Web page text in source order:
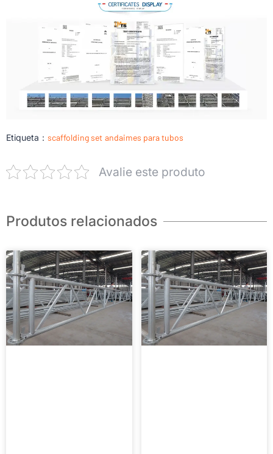
Etiqueta： scaffolding set andaimes para tubos
Avalie este produto
Produtos relacionados